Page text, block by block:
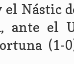
Nástic
ante el
(1-